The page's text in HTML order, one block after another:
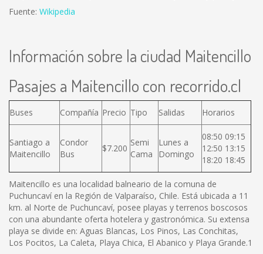
Fuente: Wikipedia
Información sobre la ciudad Maitencillo
Pasajes a Maitencillo con recorrido.cl
Buses Compañía Precio Tipo Salidas Horarios
Santiago a
Maitencillo
Condor
Bus
$7.200
Semi
Cama
Lunes a
Domingo
08:50 09:15
12:50 13:15
18:20 18:45
Maitencillo es una localidad balneario de la comuna de
Puchuncaví en la Región de Valparaíso, Chile. Está ubicada a 11
km. al Norte de Puchuncaví, posee playas y terrenos boscosos
con una abundante oferta hotelera y gastronómica. Su extensa
playa se divide en: Aguas Blancas, Los Pinos, Las Conchitas,
Los Pocitos, La Caleta, Playa Chica, El Abanico y Playa Grande.1